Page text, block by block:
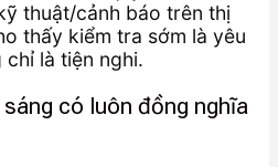
thuật/cảnh báo trên thị
thấy kiểm tra sớm là yêu
là tiện nghi.
có luôn đồng nghĩa